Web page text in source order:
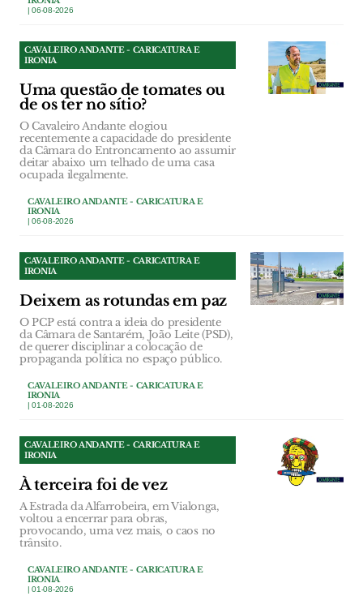
| 06-08-2026
CAVALEIRO ANDANTE - CARICATURA E
IRONIA
Uma questão de tomates ou
de os ter no sítio?
O Cavaleiro Andante elogiou
recentemente a capacidade do presidente
da Câmara do Entroncamento ao assumir
deitar abaixo um telhado de uma casa
ocupada ilegalmente.
CAVALEIRO ANDANTE - CARICATURA E
IRONIA
| 06-08-2026
CAVALEIRO ANDANTE - CARICATURA E
IRONIA
Deixem as rotundas em paz
O PCP está contra a ideia do presidente
da Câmara de Santarém, João Leite (PSD),
de querer disciplinar a colocação de
propaganda política no espaço público.
CAVALEIRO ANDANTE - CARICATURA E
IRONIA
| 01-08-2026
CAVALEIRO ANDANTE - CARICATURA E
IRONIA
À terceira foi de vez
A Estrada da Alfarrobeira, em Vialonga,
voltou a encerrar para obras,
provocando, uma vez mais, o caos no
trânsito.
CAVALEIRO ANDANTE - CARICATURA E
IRONIA
| 01-08-2026